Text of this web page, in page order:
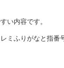
い内容です。
ミふりがなと指番